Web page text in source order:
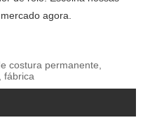
agora.
costura permanente,
fábrica